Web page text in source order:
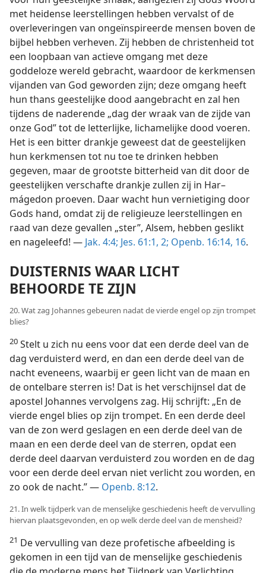
met heidense leerstellingen hebben vervalst of de
overleveringen van ongeïnspireerde mensen boven de
bijbel hebben verheven. Zij hebben de christenheid tot
een loopbaan van actieve omgang met deze
goddeloze wereld gebracht, waardoor de kerkmensen
vijanden van God geworden zijn; deze omgang heeft
hun thans geestelijke dood aangebracht en zal hen
tijdens de naderende „dag der wraak van de zijde van
onze God” tot de letterlijke, lichamelijke dood voeren.
Het is een bitter drankje geweest dat de geestelijken
hun kerkmensen tot nu toe te drinken hebben
gegeven, maar de grootste bitterheid van dit door de
geestelijken verschafte drankje zullen zij in Har–
mágedon proeven. Daar wacht hun vernietiging door
Gods hand, omdat zij de religieuze leerstellingen en
raad van deze gevallen „ster”, Alsem, hebben geslikt
en nageleefd! — Jak. 4:4; Jes. 61:1, 2; Openb. 16:14, 16.
DUISTERNIS WAAR LICHT
BEHOORDE TE ZIJN
20. Wat zag Johannes gebeuren nadat de vierde engel op zijn trompet
blies?
20 Stelt u zich nu eens voor dat een derde deel van de
dag verduisterd werd, en dan een derde deel van de
nacht eveneens, waarbij er geen licht van de maan en
de ontelbare sterren is! Dat is het verschijnsel dat de
apostel Johannes vervolgens zag. Hij schrijft: „En de
vierde engel blies op zijn trompet. En een derde deel
van de zon werd geslagen en een derde deel van de
maan en een derde deel van de sterren, opdat een
derde deel daarvan verduisterd zou worden en de dag
voor een derde deel ervan niet verlicht zou worden, en
zo ook de nacht.” — Openb. 8:12.
21. In welk tijdperk van de menselijke geschiedenis heeft de vervulling
hiervan plaatsgevonden, en op welk derde deel van de mensheid?
21 De vervulling van deze profetische afbeelding is
gekomen in een tijd van de menselijke geschiedenis